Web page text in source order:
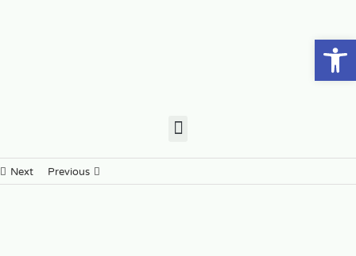
פתח סרגל נגישות
Previous
Next